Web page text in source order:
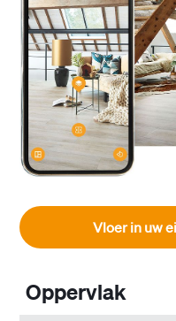
Vloer in uw
Oppervlak